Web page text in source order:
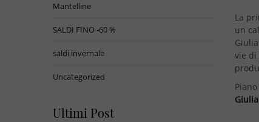
La
un
vie di
Mantelline
SALDI FINO -60 %
saldi invernale
Uncategorized
Ultimi Post